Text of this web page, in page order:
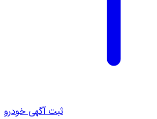
ثبت آگهی خودرو